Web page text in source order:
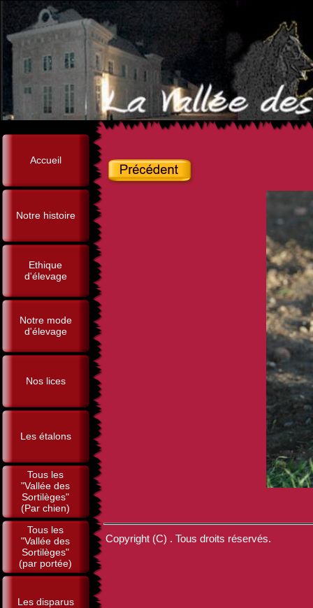
Accueil
Notre histoire
Ethique
d'élevage
Notre mode
d'élevage
Nos lices
Les étalons
Tous les
"Vallée des
Sortilèges"
(Par chien)
Tous les
"Vallée des
Sortilèges"
(par portée)
Les disparus
Copyright (C) . Tous droits réservés.